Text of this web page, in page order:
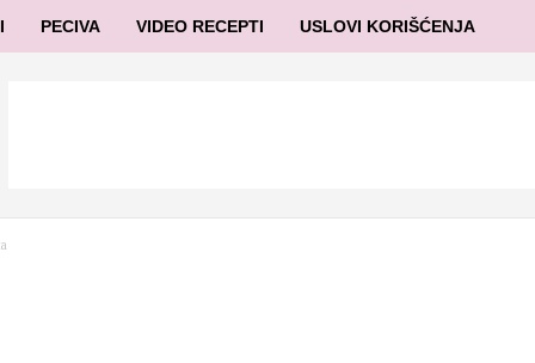
PECIVA VIDEO RECEPTI USLOVI KORIŠĆENJA